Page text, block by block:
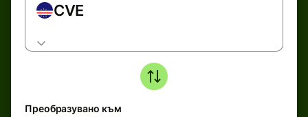
CVE
Преобразувано към